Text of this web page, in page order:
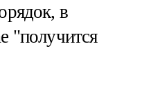
в
"получится